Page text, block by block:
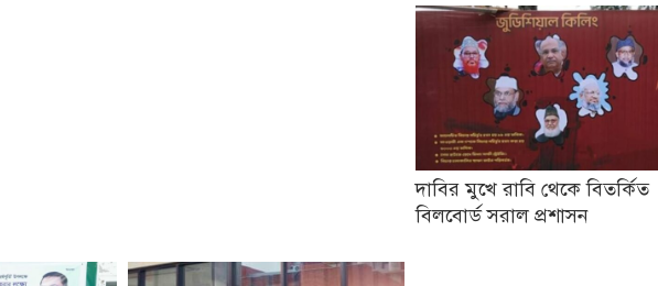
দাবির মুখে রাবি থেকে বিতর্কিত
বিলবোর্ড সরাল প্রশাসন